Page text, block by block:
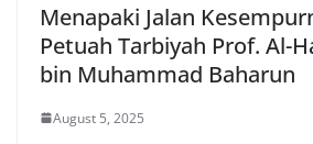
Menapaki Jalan
Petuah Tarbiyah Prof. Al-
bin Muhammad Baharun
August 5, 2025